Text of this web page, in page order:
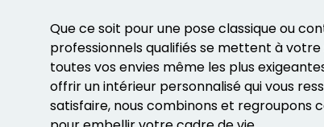
Que ce soit pour une pose classique ou
professionnels qualifiés se mettent à
toutes vos envies même les plus
offrir un intérieur personnalisé qui vous
satisfaire, nous combinons et regroupons